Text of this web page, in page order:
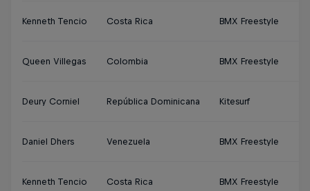
Kenneth Tencio Costa Rica BMX Freestyle
Queen Villegas Colombia BMX Freestyle
Deury Corniel República Dominicana Kitesurf
Daniel Dhers Venezuela BMX Freestyle
Kenneth Tencio Costa Rica BMX Freestyle